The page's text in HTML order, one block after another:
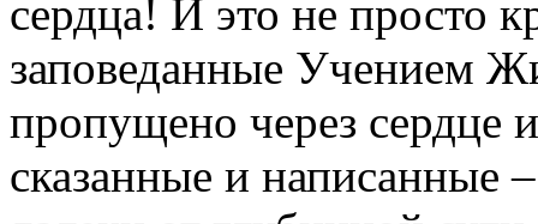
сердца! И это не просто
заповеданные Учением
пропущено через сердце
сказанные и написанные